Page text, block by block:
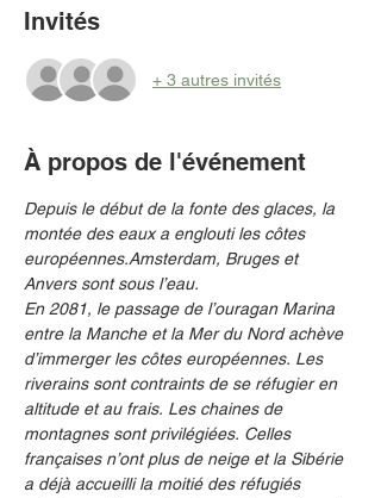
Invités
+ 3 autres invités
À propos de l'événement
Depuis le début de la fonte des glaces, la
montée des eaux a englouti les côtes
européennes.Amsterdam, Bruges et
Anvers sont sous l’eau.
En 2081, le passage de l’ouragan Marina
entre la Manche et la Mer du Nord achève
d’immerger les côtes européennes. Les
riverains sont contraints de se réfugier en
altitude et au frais. Les chaines de
montagnes sont privilégiées. Celles
françaises n’ont plus de neige et la Sibérie
a déjà accueilli la moitié des réfugiés